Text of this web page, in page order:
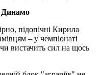
Динамо
підопічні Кирила
– у чемпіонаті
вистачить сил на щось